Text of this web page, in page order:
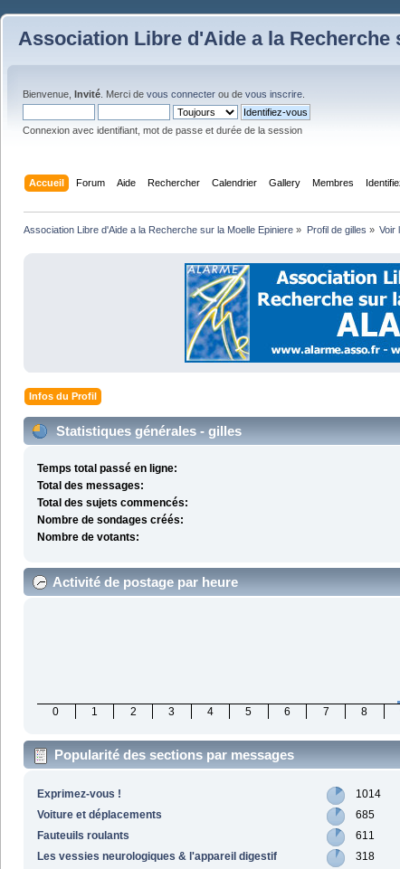
Association Libre d'Aide a la Recherche
Bienvenue, Invité . Merci de vous connecter ou de vous inscrire
Connexion avec identifiant, mot de passe et durée de la session
Accueil Forum Aide Rechercher Calendrier Gallery Membres
Association Libre d'Aide a la Recherche sur la Moelle Epiniere » Profil de gilles » Voir
Infos du Profil
Statistiques générales - gilles
Temps total passé en ligne:
Total des messages:
Total des sujets commencés:
Nombre de sondages créés:
Nombre de votants:
Activité de postage par heure
0 1 2 3 4 5 6 7 8
Popularité des sections par messages
Exprimez-vous !
1014
Voiture et déplacements
685
Fauteuils roulants
611
Les vessies neurologiques & l'appareil digestif
318